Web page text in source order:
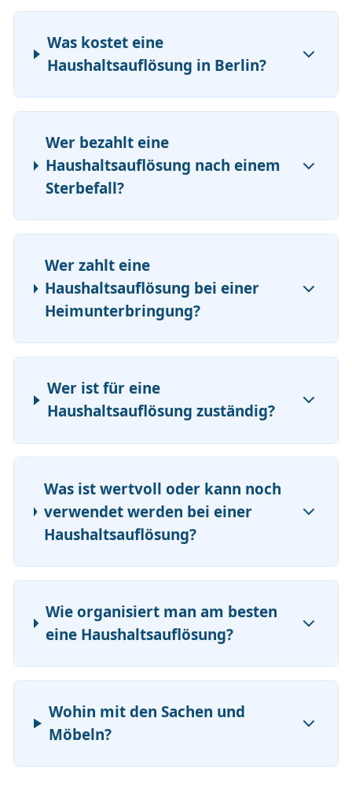
Was kostet eine
Haushaltsauflösung in Berlin?
Wer bezahlt eine
Haushaltsauflösung nach einem
Sterbefall?
Wer zahlt eine
Haushaltsauflösung bei einer
Heimunterbringung?
Wer ist für eine
Haushaltsauflösung zuständig?
Was ist wertvoll oder kann noch
verwendet werden bei einer
Haushaltsauflösung?
Wie organisiert man am besten
eine Haushaltsauflösung?
Wohin mit den Sachen und
Möbeln?